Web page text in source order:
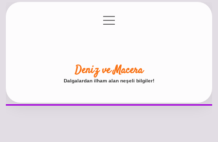
Gizlilik Politikası
menüyü
aç
Deniz ve Macera
Dalgalardan ilham alan neşeli bilgiler!